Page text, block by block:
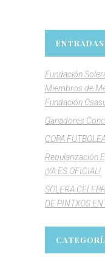
Fundación
Miembros de
Fundación
Ganadores
COPA
Regularización
¡YA ES OFICIAL!
SOLERA
DE PINTXOS